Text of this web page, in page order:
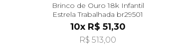
Brinco de Ouro 18k Infantil
Estrela Trabalhada br29501
10x R$ 51,30
R$ 513,00